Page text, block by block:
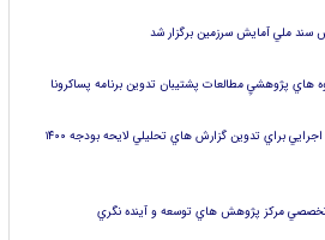
ملي آمايش سرزمين برگزار شد
هاي پژوهشيِ مطالعات پشتيبان تدوين برنامه پساكرونا
جلسه هم انديشي دستگاه هاي اجرايي براي تدوين گزارش هاي تحليلي لايحه بودجه ۱۴۰۰
مركز پژوهش هاي توسعه و آينده نگري